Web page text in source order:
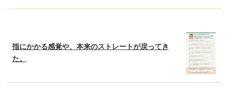
指にかかる感覚や、本来のストレートが戻ってき
た。